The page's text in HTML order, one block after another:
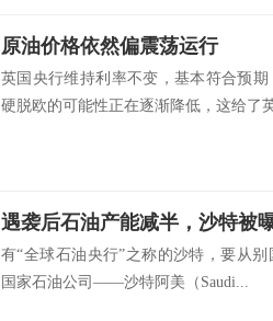
原油价格依然偏震荡运行
英国央行维持利率不变，基本符合预
硬脱欧的可能性正在逐渐降低，这给了
遇袭后石油产能减半，沙特被
有“全球石油央行”之称的沙特，要从
国家石油公司——沙特阿美（Saudi...